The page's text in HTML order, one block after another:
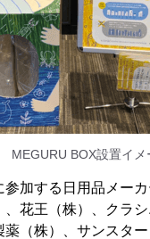
MEGURU BOX設置イメ
加する日用品メーカ
、花王（株）、クラ
薬（株）、サンスタ